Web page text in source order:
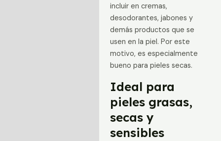
incluir en cremas,
desodorantes, jabones y
demás productos que se
usen en la piel. Por este
motivo, es especialmente
bueno para pieles secas.
Ideal para
pieles grasas,
secas y
sensibles